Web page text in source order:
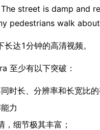
street is damp and
pedestrians walk
达1分钟的高清视频。
至少有以下突破：
时长、分辨率和长宽比
力
细节极其丰富；